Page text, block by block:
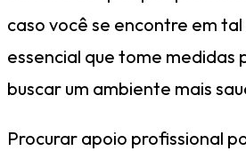
caso você se encontre em
essencial que tome medidas
buscar um ambiente mais
Procurar apoio profissional